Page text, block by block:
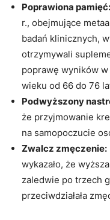
Poprawiona pamięć:
r., obejmujące
badań klinicznych,
otrzymywali
poprawę wyników
wieku od 66 do 76
Podwyższony
że przyjmowanie
na samopoczucie
Zwalcz zmęczenie:
wykazało, że
zaledwie po trzech
przeciwdziałała